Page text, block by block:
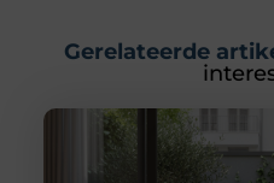
Gerelateerde